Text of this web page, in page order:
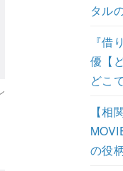
タル
『借
優【
どこ
【相
の役